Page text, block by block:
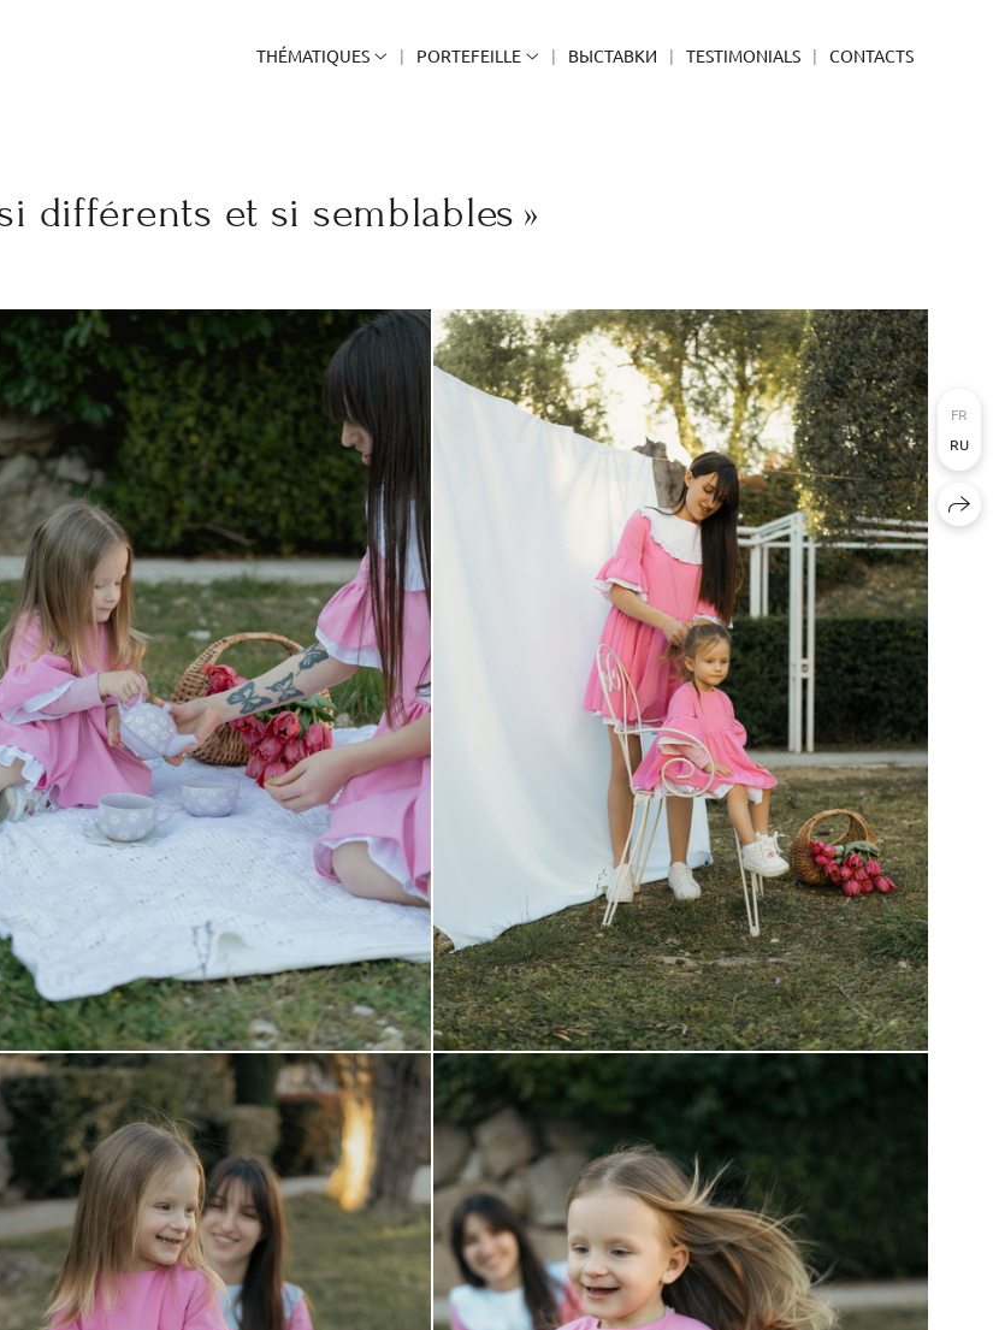
THÉMATIQUES PORTEFEILLE ВЫСТАВКИ TESTIMONIALS CONTACTS
différents et si semblables »
FR
RU